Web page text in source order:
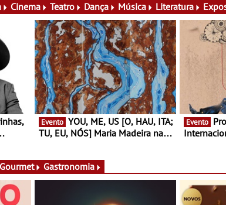
Cinema Teatro Dança Música Literatura
Evento
TU, EU, NÓS] Maria Madeira na
Evento
Gastronomia